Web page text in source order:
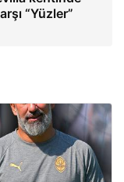
“Yüzler”